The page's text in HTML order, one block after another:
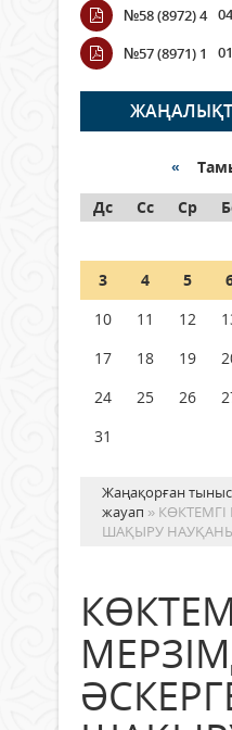
Wi-Fi ҚАБЫРҒА
ӨТЕДІ?
06 тамыз 2026 ж.
граждане
05 тамыз 2026 ж.
Шетелде жүрген
азаматтары
№58 (8972) 4
№57 (8971) 1
«
Дс
Сс Ср
3
4 5
10
11 12
17
18 19
24
25 26
31
Жаңақорған
жауап »
ШАҚЫРУ